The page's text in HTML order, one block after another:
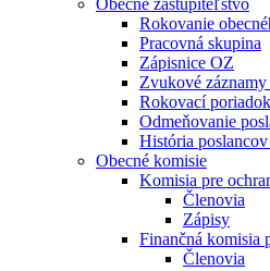
Obecné zastupiteľstvo
Rokovanie
Pracovná skupina
Zápisnice OZ
Zvukové
Rokovací poriadok
Odmeňovanie
História
Obecné komisie
Komisia pre
Členovia
Zápisy
Finančná komisia
Členovia